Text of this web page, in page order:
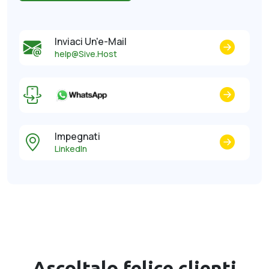
Inviaci Un'e-Mail
help@Sive.Host
Impegnati
LinkedIn